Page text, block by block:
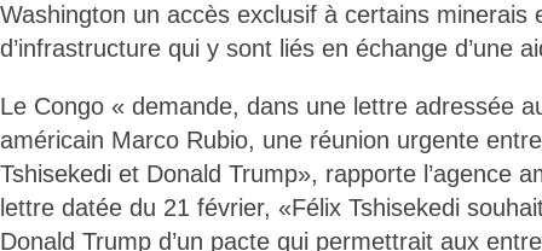
Washington un accès exclusif à certains minerais
d’infrastructure qui y sont liés en échange d’une
Le Congo « demande, dans une lettre adressée
américain Marco Rubio, une réunion urgente
Tshisekedi et Donald Trump», rapporte l’agence
lettre datée du 21 février, «Félix Tshisekedi
Donald Trump d’un pacte qui permettrait aux